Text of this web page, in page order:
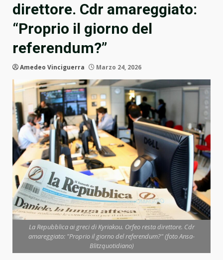
direttore. Cdr amareggiato:
“Proprio il giorno del
referendum?”
Amedeo Vinciguerra Marzo 24, 2026
La Repubblica ai greci di Kyriakou. Orfeo resta direttore. Cdr
amareggiato: "Proprio il giorno del referendum?" (foto Ansa-
Blitzquotidiano)